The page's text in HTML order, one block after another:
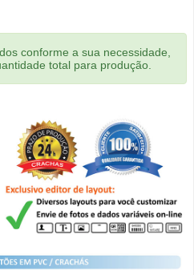
conforme a sua necessidade,
total para produção.